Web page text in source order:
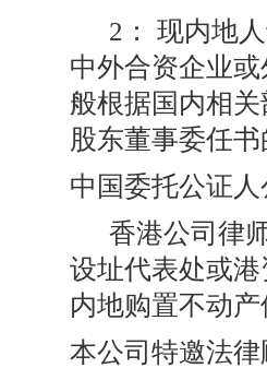
2： 现内地人
中外合资企业
般根据国内相
股东董事委任
中国委托公证
香港公司律师
设址代表处或
内地购置不动产
本公司特邀法